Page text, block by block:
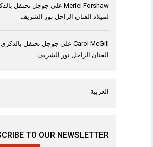
Meriel Forshaw على
لميلاد الفنان الراحل نور الشريف
Carol McGill على
الفنان الراحل نور الشريف
العربية
TO OUR NEWSLETTER